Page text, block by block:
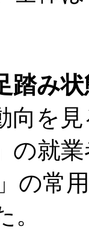
踏み
を見
の就
の常